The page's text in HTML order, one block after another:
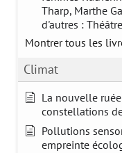
Tharp, Marthe
d'autres :
Montrer tous les
Climat
La nouvelle
constellations
Pollutions
empreinte